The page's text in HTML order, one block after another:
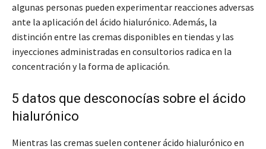
algunas personas pueden experimentar reacciones adversas
ante la aplicación del ácido hialurónico. Además, la
distinción entre las cremas disponibles en tiendas y las
inyecciones administradas en consultorios radica en la
concentración y la forma de aplicación.
5 datos que desconocías sobre el ácido
hialurónico
Mientras las cremas suelen contener ácido hialurónico en